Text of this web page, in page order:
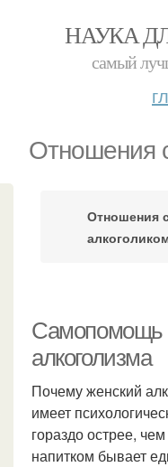
НАУКА
самый
Отношения
Отношения
Самопомощь
алкоголизма
Почему женский
имеет
гораздо острее,
напитком бывает